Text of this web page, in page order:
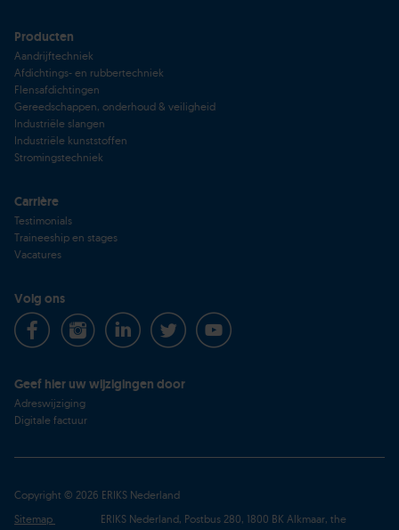
Producten
Aandrijftechniek
Afdichtings- en rubbertechniek
Flensafdichtingen
Gereedschappen, onderhoud & veiligheid
Industriële slangen
Industriële kunststoffen
Stromingstechniek
Carrière
Testimonials
Traineeship en stages
Vacatures
Volg ons
Geef hier uw wijzigingen door
Adreswijziging
Digitale factuur
Copyright © 2026 ERIKS Nederland
Sitemap
ERIKS Nederland, Postbus 280, 1800 BK Alkmaar, the